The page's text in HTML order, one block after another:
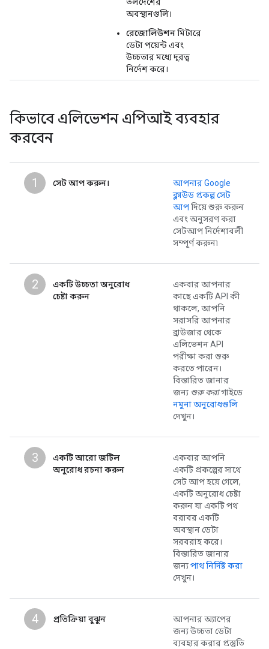
তলদেশের
অবস্থানগুলি।
রেজোলিউশনমিটারে
ডেটা পয়েন্ট এবং
উচ্চতার মধ্যে দূরত্ব
নির্দেশ করে।
কিভাবে এলিভেশন এপিআই ব্যবহার
করবেন
1 সেট আপ করুন।
আপনার Google
ক্লাউড প্রকল্প সেট
আপদিয়ে শুরু করুন
এবং অনুসরণ করা
সেটআপ নির্দেশাবলী
সম্পূর্ণ করুন৷
2
একটি উচ্চতা অনুরোধ
চেষ্টা করুন
একবার আপনার
কাছে একটি API কী
থাকলে, আপনি
সরাসরি আপনার
ব্রাউজার থেকে
এলিভেশন API
পরীক্ষা করা শুরু
করতে পারেন।
বিস্তারিত জানার
জন্য শুরু করাগাইডে
নমুনা অনুরোধগুলি
দেখুন।
3
একটি আরো জটিল
অনুরোধ রচনা করুন
একবার আপনি
একটি প্রকল্পের সাথে
সেট আপ হয়ে গেলে,
একটি অনুরোধ চেষ্টা
করুন যা একটি পথ
বরাবর একটি
অবস্থান ডেটা
সরবরাহ করে।
বিস্তারিত জানার
জন্যপাথ নির্দিষ্ট করা
দেখুন।
4 প্রতিক্রিয়া বুঝুন
আপনার অ্যাপের
জন্য উচ্চতা ডেটা
ব্যবহার করার প্রস্তুতি